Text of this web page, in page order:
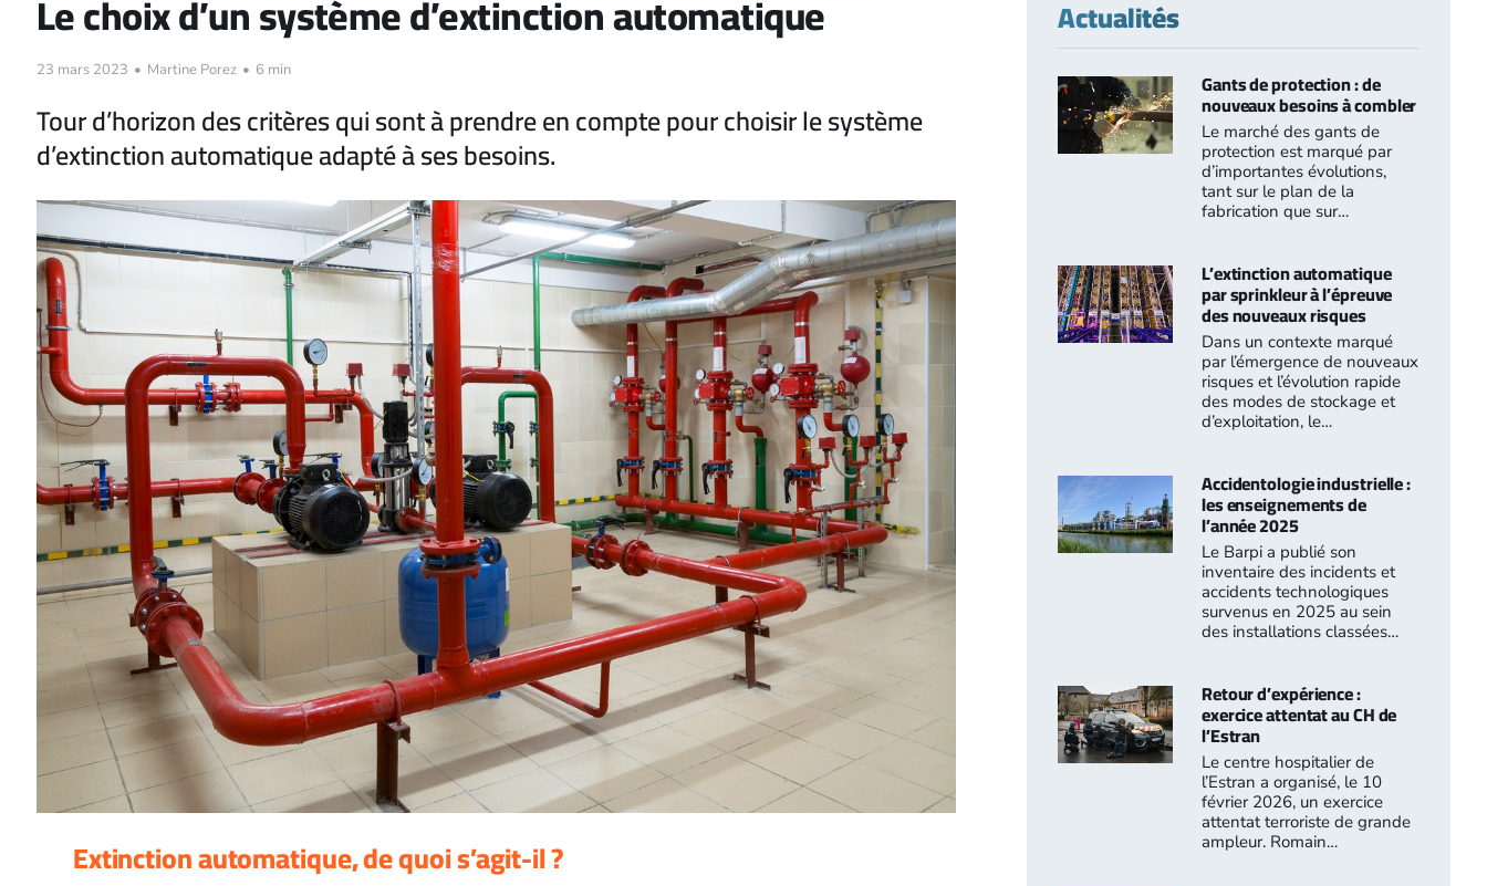
Le choix d’un système d’extinction automatique
23 mars 2023 • Martine Porez • 6 min
Tour d’horizon des critères qui sont à prendre en compte pour choisir le système
d’extinction automatique adapté à ses besoins.
Extinction automatique, de quoi s’agit-il ?
Actualités
Gants de protection : de
nouveaux besoins à combler
Le marché des gants de
protection est marqué par
d’importantes évolutions,
tant sur le plan de la
fabrication que sur…
L’extinction automatique
par sprinkleur à l’épreuve
des nouveaux risques
Dans un contexte marqué
par l’émergence de nouveaux
risques et l’évolution rapide
des modes de stockage et
d’exploitation, le…
Accidentologie industrielle :
les enseignements de
l’année 2025
Le Barpi a publié son
inventaire des incidents et
accidents technologiques
survenus en 2025 au sein
des installations classées…
Retour d’expérience :
exercice attentat au CH de
l’Estran
Le centre hospitalier de
l’Estran a organisé, le 10
février 2026, un exercice
attentat terroriste de grande
ampleur. Romain…